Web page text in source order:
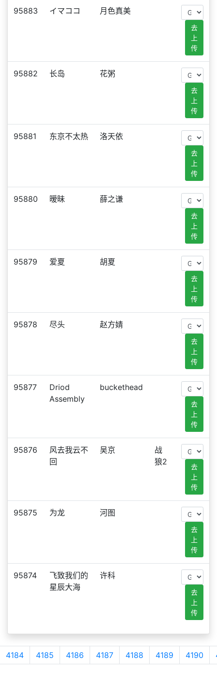
95883 イマココ 月色真美
去
上
传
95882 长岛 花粥
去
上
传
95881 东京不太热 洛天依
去
上
传
95880 暧昧 薛之谦
去
上
传
95879 爱夏 胡夏
去
上
传
95878 尽头 赵方婧
去
上
传
95877
Driod
Assembly
buckethead
去
上
传
95876
风去我云不
回
吴京
战
狼2
去
上
传
95875 为龙 河图
去
上
传
95874
飞致我们的
星辰大海
许科
去
上
传
4184 4185 4186 4187 4188 4189 4190